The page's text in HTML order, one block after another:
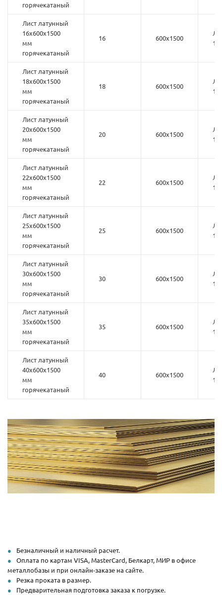
горячекатаный
Лист латунный
16х600х1500
мм
горячекатаный
16 600х1500
1
Лист латунный
18х600х1500
мм
горячекатаный
18 600х1500
1
Лист латунный
20х600х1500
мм
горячекатаный
20 600х1500
1
Лист латунный
22х600х1500
мм
горячекатаный
22 600х1500
1
Лист латунный
25х600х1500
мм
горячекатаный
25 600х1500
1
Лист латунный
30х600х1500
мм
горячекатаный
30 600х1500
1
Лист латунный
35х600х1500
мм
горячекатаный
35 600х1500
1
Лист латунный
40х600х1500
мм
горячекатаный
40 600х1500
1
Безналичный и наличный расчет.
Оплата по картам VISA, MasterCard, Белкарт, МИР в офисе
металлобазы и при онлайн-заказе на сайте.
Резка проката в размер.
Предварительная подготовка заказа к погрузке.